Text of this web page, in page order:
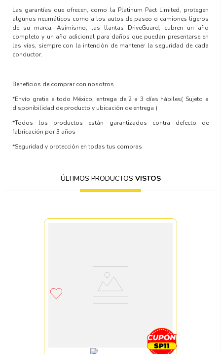
Las garantías que ofrecen, como la Platinum Pact Limited, protegen
algunos neumáticos como a los autos de paseo o camiones ligeros
de su marca. Asimismo, las llantas DriveGuard, cubren un año
completo y un año adicional para daños que puedan presentarse en
las vías, siempre con la intención de mantener la seguridad de cada
conductor.
Beneficios de comprar con nosotros
*Envío gratis a todo México, entrega de 2 a 3 días hábiles( Sujeto a
disponibilidad de producto y ubicación de entrega )
*Todos los productos están garantizados contra defecto de
fabricación por 3 años
*Seguridad y protección en todas tus compras
ÚLTIMOS PRODUCTOS VISTOS